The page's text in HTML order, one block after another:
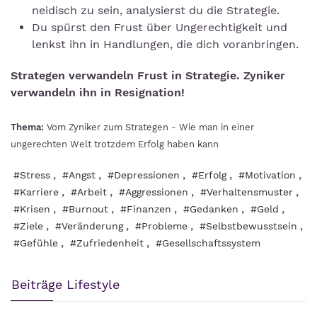
neidisch zu sein, analysierst du die Strategie.
Du spürst den Frust über Ungerechtigkeit und
lenkst ihn in Handlungen, die dich voranbringen.
Strategen verwandeln Frust in Strategie. Zyniker
verwandeln ihn in Resignation!
Thema: Vom Zyniker zum Strategen - Wie man in einer
ungerechten Welt trotzdem Erfolg haben kann
#Stress , #Angst , #Depressionen , #Erfolg , #Motivation ,
#Karriere , #Arbeit , #Aggressionen , #Verhaltensmuster ,
#Krisen , #Burnout , #Finanzen , #Gedanken , #Geld ,
#Ziele , #Veränderung , #Probleme , #Selbstbewusstsein ,
#Gefühle , #Zufriedenheit , #Gesellschaftssystem
Beiträge Lifestyle